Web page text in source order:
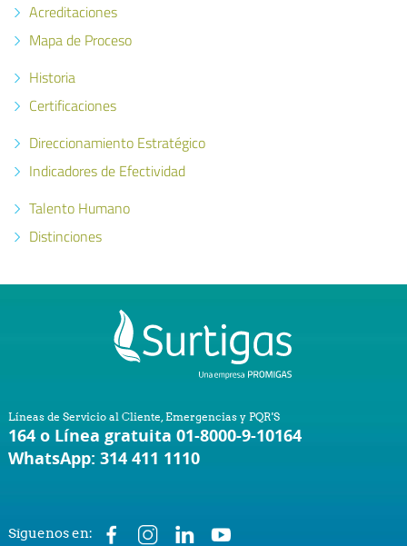
Acreditaciones
Mapa de Proceso
Historia
Certificaciones
Direccionamiento Estratégico
Indicadores de Efectividad
Talento Humano
Distinciones
Líneas de Servicio al Cliente, Emergencias y PQR'S
164 o Línea gratuita 01-8000-9-10164
WhatsApp: 314 411 1110
Síguenos en: